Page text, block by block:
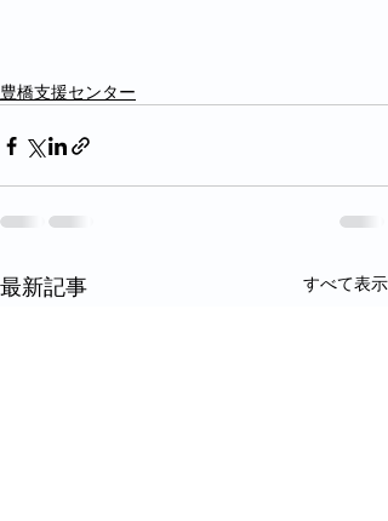
豊橋支援センター
最新記事 すべて表示